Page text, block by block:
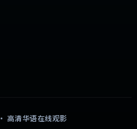
· 高清华语在线观影